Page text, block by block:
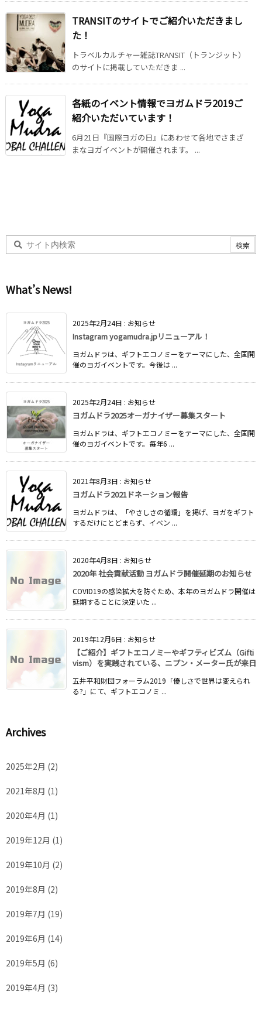
TRANSITのサイトでご紹介いただきまし
た！
トラベルカルチャー雑誌TRANSIT（トランジット）
のサイトに掲載していただきま ...
各紙のイベント情報でヨガムドラ2019ご
紹介いただいています！
6月21日『国際ヨガの日』にあわせて各地でさまざ
まなヨガイベントが開催されます。 ...
What’s News!
2025年2月24日 : お知らせ
Instagram yogamudra.jpリニューアル！
ヨガムドラは、ギフトエコノミーをテーマにした、全国開
催のヨガイベントです。今後は ...
2025年2月24日 : お知らせ
ヨガムドラ2025オーガナイザー募集スタート
ヨガムドラは、ギフトエコノミーをテーマにした、全国開
催のヨガイベントです。毎年6 ...
2021年8月3日 : お知らせ
ヨガムドラ2021ドネーション報告
ヨガムドラは、「やさしさの循環」を掲げ、ヨガをギフト
するだけにとどまらず、イベン ...
2020年4月8日 : お知らせ
2020年 社会貢献活動 ヨガムドラ開催延期のお知らせ
COVID19の感染拡大を防ぐため、本年のヨガムドラ開催は
延期することに決定いた ...
2019年12月6日 : お知らせ
【ご紹介】ギフトエコノミーやギフティビズム（Gifti
vism）を実践されている、ニプン・メーター氏が来日
五井平和財団フォーラム2019「優しさで世界は変えられ
る?」にて、ギフトエコノミ ...
Archives
2025年2月 (2)
2021年8月 (1)
2020年4月 (1)
2019年12月 (1)
2019年10月 (2)
2019年8月 (2)
2019年7月 (19)
2019年6月 (14)
2019年5月 (6)
2019年4月 (3)